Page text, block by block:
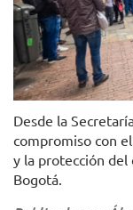
Desde la
compromiso con
y la protección del
Bogotá.